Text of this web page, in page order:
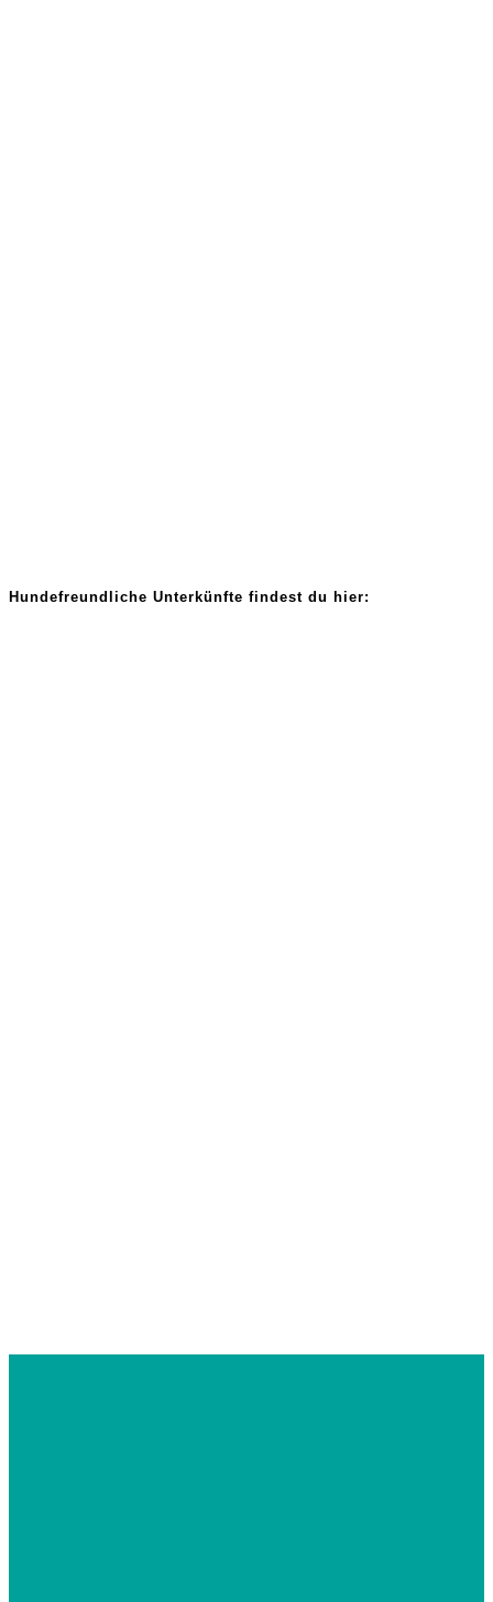
Hundefreundliche Unterkünfte findest du hier: